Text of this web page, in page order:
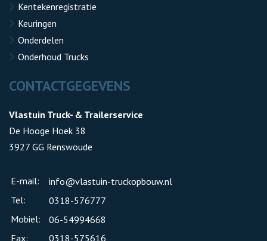
Kentekenregistratie
Keuringen
Onderdelen
Onderhoud Trucks
CONTACTGEGEVENS
Vlastuin Truck- & Trailerservice
De Hooge Hoek 38
3927 GG Renswoude
E-mail:
info@vlastuin-truckopbouw.nl
Tel:
0318-576777
Mobiel:
06-54994668
Fax:
0318-575616